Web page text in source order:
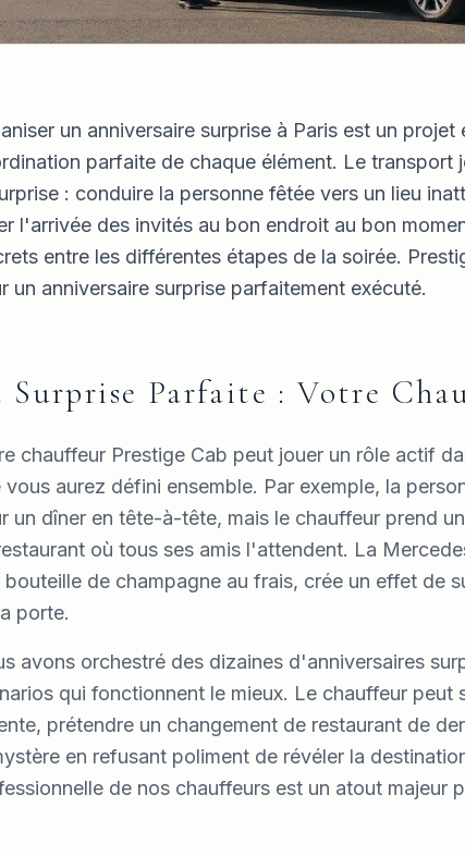
un anniversaire surprise à Paris est un
parfaite de chaque élément. Le transport
: conduire la personne fêtée vers un lieu
l'arrivée des invités au bon endroit au bon
entre les différentes étapes de la soirée.
un anniversaire surprise parfaitement exécuté.
Surprise Parfaite : Votre
chauffeur Prestige Cab peut jouer un rôle actif
vous aurez défini ensemble. Par exemple, la
un dîner en tête-à-tête, mais le chauffeur prend
où tous ses amis l'attendent. La
bouteille de champagne au frais, crée un effet de
porte.
avons orchestré des dizaines d'anniversaires
qui fonctionnent le mieux. Le chauffeur peut
prétendre un changement de restaurant de
en refusant poliment de révéler la
de nos chauffeurs est un atout majeur